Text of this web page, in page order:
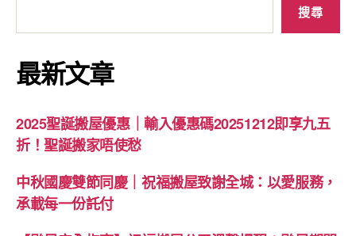
搜尋
最新文章
2025聖誕搬屋優惠｜輸入優惠碼20251212即享九五
折！聖誕搬家唔使愁
中秋國慶雙節同慶｜祝福搬屋致謝全城：以愛服務，
承載每一份託付